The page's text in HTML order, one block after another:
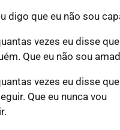
digo que eu não sou
vezes eu disse
Que eu não sou
vezes eu disse
Que eu nunca vou